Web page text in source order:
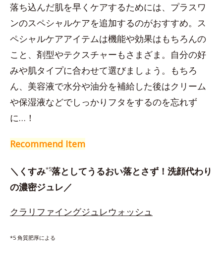
落ち込んだ肌を早くケアするためには、プラスワ
ンのスペシャルケアを追加するのがおすすめ。ス
ペシャルケアアイテムは機能や効果はもちろんの
こと、剤型やテクスチャーもさまざま。自分の好
みや肌タイプに合わせて選びましょう。もちろ
ん、美容液で水分や油分を補給した後はクリーム
や保湿液などでしっかりフタをするのを忘れず
に…！
Recommend Item
＼くすみ*5落としてうるおい落とさず！洗顔代わり
の濃密ジュレ／
クラリファイングジュレウォッシュ
*5 角質肥厚による